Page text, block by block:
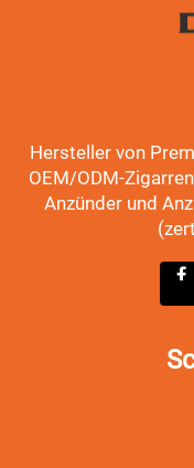
Hersteller von
OEM/ODM-
Anzünder und